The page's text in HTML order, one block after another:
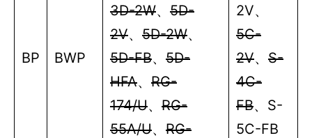
BP BWP
3D-2W、 5D-
2V、 5D-2W、
5D-FB、 5D-
HFA、 RG-
174/U、 RG-
55A/U、 RG-
2V、
5C-
2V、 S-
4C-
FB、 S-
5C-FB